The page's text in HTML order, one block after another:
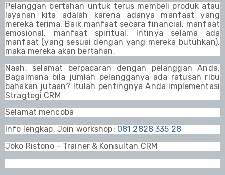
Pelanggan bertahan untuk terus membeli produk atau
layanan kita adalah karena adanya manfaat yang
mereka terima. Baik manfaat secara financial, manfaat
emosional, manfaat spiritual. Intinya selama ada
manfaat (yang sesuai dengan yang mereka butuhkan),
maka mereka akan bertahan.
Naah, selamat berpacaran dengan pelanggan Anda.
Bagaimana bila jumlah pelangganya ada ratusan ribu
bahakan jutaan? Itulah pentingnya Anda implementasi
Stragtegi CRM
Selamat mencoba
Info lengkap, Join workshop: 081 2828 335 28
Joko Ristono - Trainer & Konsultan CRM